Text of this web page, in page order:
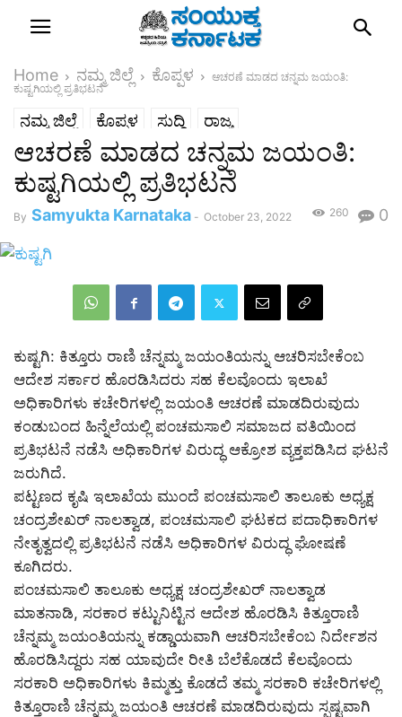
Home ನಮ್ಮ ಜಿಲ್ಲೆ ಕೊಪ್ಪಳ
ಆಚರಣೆ ಮಾಡದ ಚನ್ನಮ ಜಯಂತಿ:
ಕುಷ್ಟಗಿಯಲ್ಲಿ ಪ್ರತಿಭಟನೆ
ನಮ್ಮ ಜಿಲ್ಲೆ ಕೊಪ್ಪಳ ಸುದ್ದಿ ರಾಜ್ಯ
ಆಚರಣೆ ಮಾಡದ ಚನ್ನಮ ಜಯಂತಿ:
ಕುಷ್ಟಗಿಯಲ್ಲಿ ಪ್ರತಿಭಟನೆ
By Samyukta Karnataka - October 23, 2022 0
260
ಕುಷ್ಟಗಿ: ಕಿತ್ತೂರು ರಾಣಿ ಚೆನ್ನಮ್ಮ ಜಯಂತಿಯನ್ನು ಆಚರಿಸಬೇಕೆಂಬ
ಆದೇಶ ಸರ್ಕಾರ ಹೊರಡಿಸಿದರು ಸಹ ಕೆಲವೊಂದು ಇಲಾಖೆ
ಅಧಿಕಾರಿಗಳು ಕಚೇರಿಗಳಲ್ಲಿ ಜಯಂತಿ ಆಚರಣೆ ಮಾಡದಿರುವುದು
ಕಂಡುಬಂದ ಹಿನ್ನೆಲೆಯಲ್ಲಿ ಪಂಚಮಸಾಲಿ ಸಮಾಜದ ವತಿಯಿಂದ
ಪ್ರತಿಭಟನೆ ನಡೆಸಿ ಅಧಿಕಾರಿಗಳ ವಿರುದ್ಧ ಆಕ್ರೋಶ ವ್ಯಕ್ತಪಡಿಸಿದ ಘಟನೆ
ಜರುಗಿದೆ.
ಪಟ್ಟಣದ ಕೃಷಿ ಇಲಾಖೆಯ ‌ಮುಂದೆ ಪಂಚಮಸಾಲಿ ತಾಲೂಕು ಅಧ್ಯಕ್ಷ
ಚಂದ್ರಶೇಖರ್ ನಾಲತ್ವಾಡ, ಪಂಚಮಸಾಲಿ ಘಟಕದ ಪದಾಧಿಕಾರಿಗಳ
ನೇತೃತ್ವದಲ್ಲಿ ಪ್ರತಿಭಟನೆ ನಡೆಸಿ ಅಧಿಕಾರಿಗಳ ವಿರುದ್ಧ ಘೋಷಣೆ
ಕೂಗಿದರು.
ಪಂಚಮಸಾಲಿ ತಾಲೂಕು ಅಧ್ಯಕ್ಷ ಚಂದ್ರಶೇಖರ್ ನಾಲತ್ವಾಡ
ಮಾತನಾಡಿ, ಸರಕಾರ ಕಟ್ಟುನಿಟ್ಟಿನ ಆದೇಶ ಹೊರಡಿಸಿ ಕಿತ್ತೂರಾಣಿ
ಚೆನ್ನಮ್ಮ ಜಯಂತಿಯನ್ನು ಕಡ್ಡಾಯವಾಗಿ ಆಚರಿಸಬೇಕೆಂಬ ನಿರ್ದೇಶನ
ಹೊರಡಿಸಿದ್ದರು ಸಹ ಯಾವುದೇ ರೀತಿ ಬೆಲೆಕೊಡದೆ ಕೆಲವೊಂದು
ಸರಕಾರಿ ಅಧಿಕಾರಿಗಳು ಕಿಮ್ಮತ್ತು ಕೊಡದೆ ತಮ್ಮ ಸರಕಾರಿ ಕಚೇರಿಗಳಲ್ಲಿ
ಕಿತ್ತೂರಾಣಿ ಚೆನ್ನಮ್ಮ ಜಯಂತಿ ಆಚರಣೆ ಮಾಡದಿರುವುದು ಸ್ಪಷ್ಟವಾಗಿ